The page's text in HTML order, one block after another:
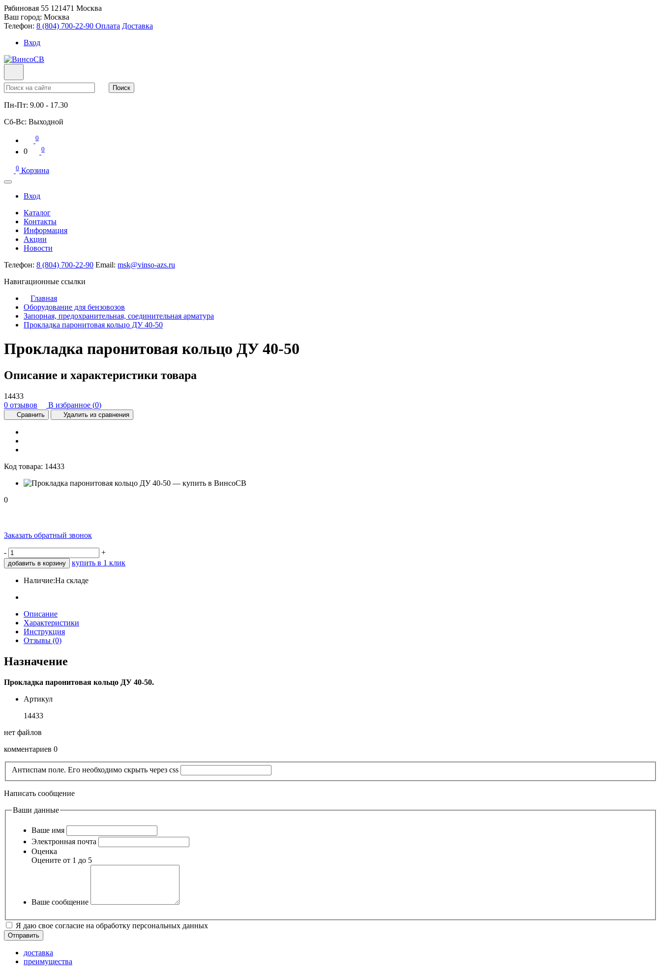
Рябиновая 55 121471 Москва
Ваш город: Москва
Телефон: 8 (804) 700-22-90 Оплата Доставка
Вход
Поиск
Пн-Пт: 9.00 - 17.30
Сб-Вс: Выходной
0
0 0
0 Корзина
Вход
Каталог
Контакты
Информация
Акции
Новости
Телефон: 8 (804) 700-22-90 Email: msk@vinso-azs.ru
Навигационные ссылки
Главная
Оборудование для бензовозов
Запорная, предохранительная, соединительная арматура
Прокладка паронитовая кольцо ДУ 40-50
Прокладка паронитовая кольцо ДУ 40-50
Описание и характеристики товара
14433
0 отзывов
В избранное (0)
Сравнить Удалить из сравнения
Код товара: 14433
0
Заказать обратный звонок
- +
добавить в корзину купить в 1 клик
Наличие:На складе
Описание
Характеристики
Инструкция
Отзывы (0)
Назначение
Прокладка паронитовая кольцо ДУ 40-50.
Артикул
14433
нет файлов
комментариев 0
Антиспам поле. Его необходимо скрыть через css
Написать сообщение
Ваши данные
Ваше имя
Электронная почта
Оценка
Оцените от 1 до 5
Ваше сообщение
Я даю свое согласие на обработку персональных данных
доставка
преимущества